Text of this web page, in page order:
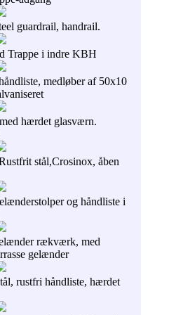
guardrail, handrail.
Trappe i indre KBH
medløber af 50x10
hærdet glasværn.
stål,Crosinox, åben
og håndliste i
rækværk, med
gelænder
rustfri håndliste, hærdet